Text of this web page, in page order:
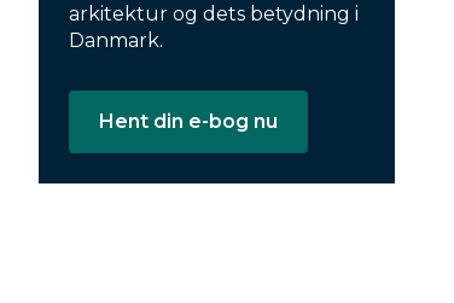
arkitektur og dets betydning i
Danmark.
Hent din e-bog nu